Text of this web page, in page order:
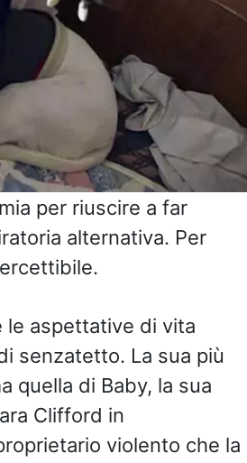
per riuscire a far
alternativa. Per
le aspettative di vita
senzatetto. La sua più
quella di Baby, la sua
Clifford in
violento che la